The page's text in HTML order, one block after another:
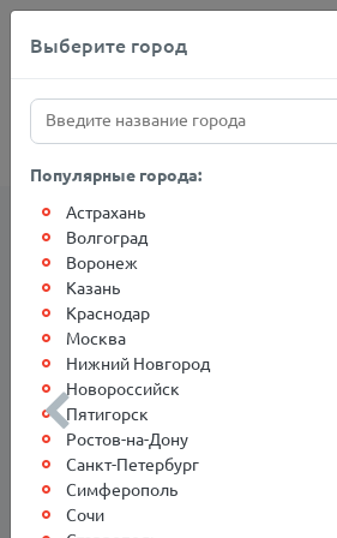
+7(812)767-20-27
Сотрудники
г.Екатеринбург
Сотрудники
Cотрудники
Выберите город
Популярные города:
Астрахань
Волгоград
Воронеж
Казань
Краснодар
Москва
Нижний Новгород
Новороссийск
Пятигорск
Ростов-на-Дону
Санкт-Петербург
Симферополь
Сочи